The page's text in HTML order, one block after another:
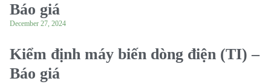
Báo giá
December 27, 2024
Kiểm định máy biến dòng điện (TI) –
Báo giá